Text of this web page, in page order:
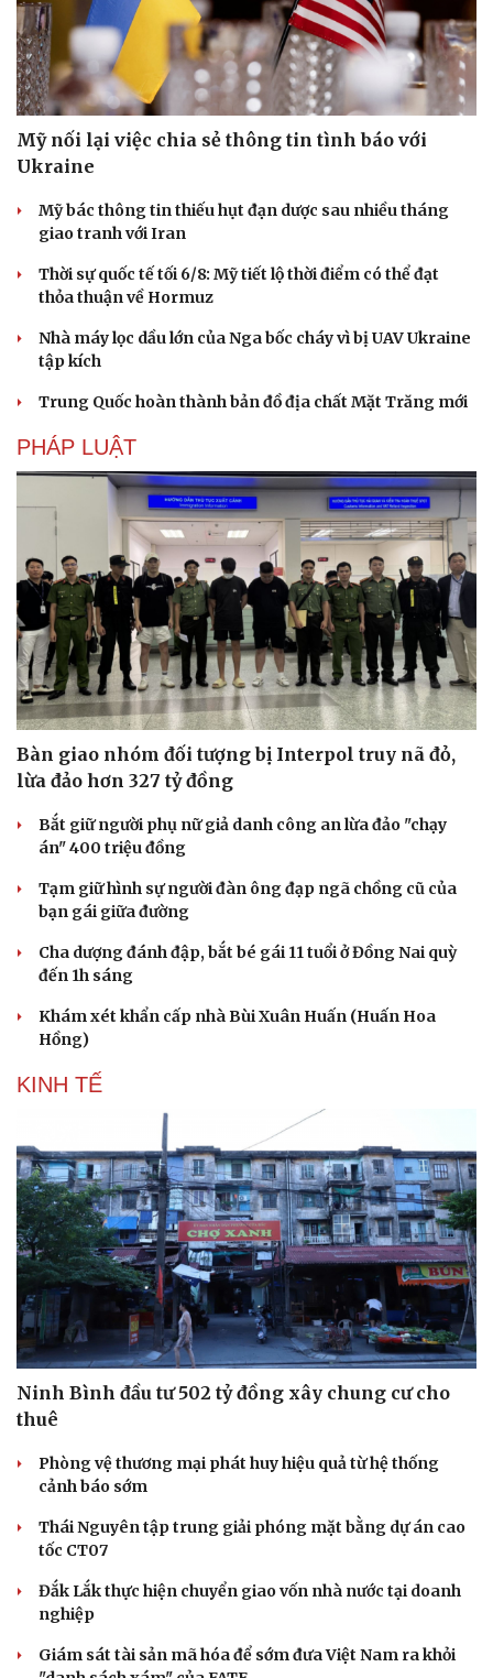
Tư vấn
Săn Tour
check-in
Podcast
Câu chuyện thời sự
Đọc truyện đêm khuya
Cửa sổ tình yêu
Kể chuyện cho bé
Hạt giống tâm hồn
Mỹ nối lại việc chia sẻ thông tin tình báo với
Ukraine
Mỹ bác thông tin thiếu hụt đạn dược sau nhiều tháng
giao tranh với Iran
Thời sự quốc tế tối 6/8: Mỹ tiết lộ thời điểm có thể đạt
thỏa thuận về Hormuz
Nhà máy lọc dầu lớn của Nga bốc cháy vì bị UAV Ukraine
tập kích
Trung Quốc hoàn thành bản đồ địa chất Mặt Trăng mới
PHÁP LUẬT
Bàn giao nhóm đối tượng bị Interpol truy nã đỏ,
lừa đảo hơn 327 tỷ đồng
Bắt giữ người phụ nữ giả danh công an lừa đảo "chạy
án" 400 triệu đồng
Tạm giữ hình sự người đàn ông đạp ngã chồng cũ của
bạn gái giữa đường
Cha dượng đánh đập, bắt bé gái 11 tuổi ở Đồng Nai quỳ
đến 1h sáng
Khám xét khẩn cấp nhà Bùi Xuân Huấn (Huấn Hoa
Hồng)
KINH TẾ
Ninh Bình đầu tư 502 tỷ đồng xây chung cư cho
thuê
Phòng vệ thương mại phát huy hiệu quả từ hệ thống
cảnh báo sớm
Thái Nguyên tập trung giải phóng mặt bằng dự án cao
tốc CT07
Đắk Lắk thực hiện chuyển giao vốn nhà nước tại doanh
nghiệp
Giám sát tài sản mã hóa để sớm đưa Việt Nam ra khỏi